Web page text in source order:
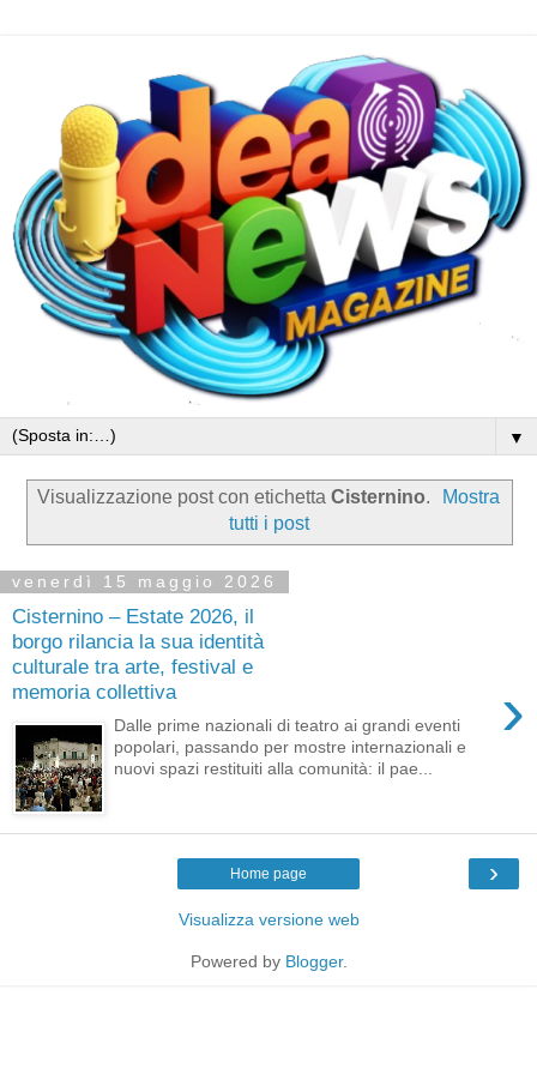
▼
Visualizzazione post con etichetta Cisternino.
Mostra
tutti i post
venerdì 15 maggio 2026
Cisternino – Estate 2026, il
borgo rilancia la sua identità
culturale tra arte, festival e
memoria collettiva
›
Dalle prime nazionali di teatro ai grandi eventi
popolari, passando per mostre internazionali e
nuovi spazi restituiti alla comunità: il pae...
›
Home page
Visualizza versione web
Powered by Blogger.